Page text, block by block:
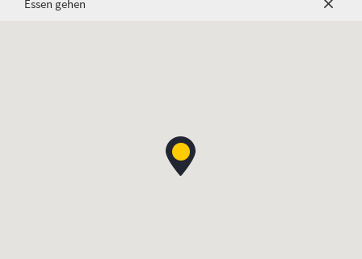
Essen gehen